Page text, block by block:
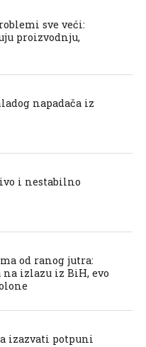
sve veći:
proizvodnju,
napadača iz
i nestabilno
od ranog jutra:
na izlazu iz BiH, evo
izazvati potpuni